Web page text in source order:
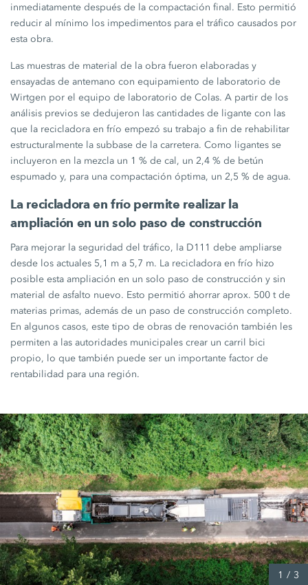
inmediatamente después de la compactación final. Esto permitió
reducir al mínimo los impedimentos para el tráfico causados por
esta obra.
Las muestras de material de la obra fueron elaboradas y
ensayadas de antemano con equipamiento de laboratorio de
Wirtgen por el equipo de laboratorio de Colas. A partir de los
análisis previos se dedujeron las cantidades de ligante con las
que la recicladora en frío empezó su trabajo a fin de rehabilitar
estructuralmente la subbase de la carretera. Como ligantes se
incluyeron en la mezcla un 1 % de cal, un2,4 % de betún
espumado y, para una compactación óptima, un2,5 % de agua.
La recicladora en frío permite realizar la
ampliación en un solo paso de construcción
Para mejorar la seguridad del tráfico, la D111 debe ampliarse
desde los actuales 5,1 m a 5,7 m. La recicladora en frío hizo
posible esta ampliación en un solo paso de construcción y sin
material de asfalto nuevo. Esto permitió ahorrar aprox. 500 tde
materias primas, además de un paso de construcción completo.
En algunos casos, este tipo de obras de renovación también les
permiten a las autoridades municipales crear un carril bici
propio, lo que también puede ser un importante factor de
rentabilidad para una región.
1 / 3